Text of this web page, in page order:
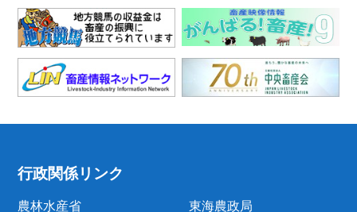
行政関係リンク
農林水産省
東海農政局